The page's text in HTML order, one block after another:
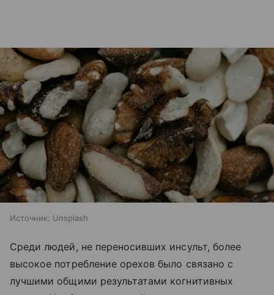
Источник: Unsplash
Среди людей, не переносивших инсульт, более
высокое потребление орехов было связано с
лучшими общими результатами когнитивных